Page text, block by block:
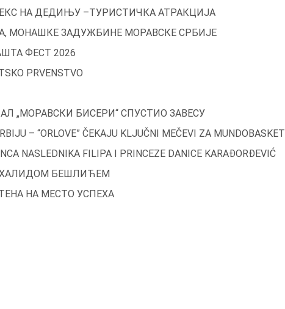
НА ДЕДИЊУ –ТУРИСТИЧКА АТРАКЦИЈА
МОНАШКЕ ЗАДУЖБИНЕ МОРАВСКЕ СРБИЈЕ
ФЕСТ 2026
PRVENSTVO
„МОРАВСКИ БИСЕРИ“ СПУСТИО ЗАВЕСУ
– “ORLOVE” ČEKAJU KLJUČNI MEČEVI ZA MUNDOBASKET
NASLEDNIKA FILIPA I PRINCEZE DANICE KARAĐORĐEVIĆ
БЕШЛИЋЕМ
НА МЕСТО УСПЕХА